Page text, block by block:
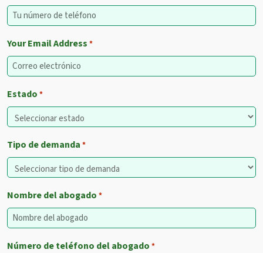
Your Email Address *
Estado *
Tipo de demanda *
Nombre del abogado *
Número de teléfono del abogado *